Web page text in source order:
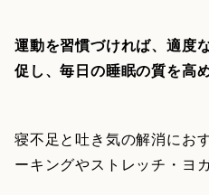
運動を習慣づければ、適度
促し、毎日の睡眠の質を高
寝不足と吐き気の解消にお
ーキングやストレッチ・ヨ